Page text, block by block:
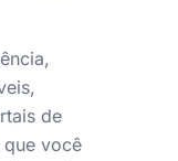
de
você